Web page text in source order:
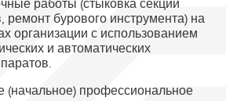
работы (стыковка секций
ремонт бурового инструмента) на
организации с использованием
и автоматических
(начальное) профессиональное